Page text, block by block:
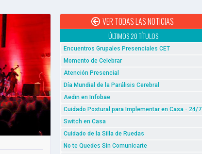
VER TODAS LAS NOTICIAS
ÚLTIMOS 20 TÍTULOS
Encuentros Grupales Presenciales CET
Momento de Celebrar
Atención Presencial
Día Mundial de la Parálisis Cerebral
Aedin en Infobae
Cuidado Postural para Implementar en Casa - 24/7
Switch en Casa
Cuidado de la Silla de Ruedas
No te Quedes Sin Comunicarte